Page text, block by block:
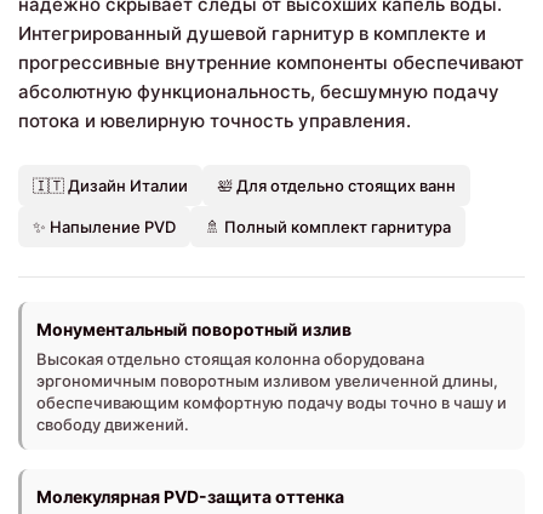
Интегрированный душевой гарнитур в комплекте и
прогрессивные внутренние компоненты обеспечивают
абсолютную функциональность, бесшумную подачу
потока и ювелирную точность управления.
🇮🇹 Дизайн Италии 🛀 Для отдельно стоящих ванн
✨ Напыление PVD 🚿 Полный комплект гарнитура
Монументальный поворотный излив
Высокая отдельно стоящая колонна оборудована
эргономичным поворотным изливом увеличенной длины,
обеспечивающим комфортную подачу воды точно в чашу и
свободу движений.
Молекулярная PVD-защита оттенка